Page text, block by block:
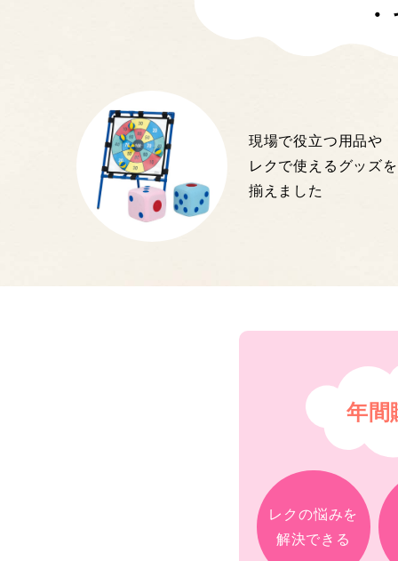
現場で役立つ用品や
レクで使えるグッズを
揃えました
年間
レクの悩みを
解決できる